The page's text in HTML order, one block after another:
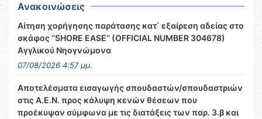
Ανακοινώσεις
Αίτηση χορήγησης παράτασης κατ΄ εξαίρεση αδείας στο
σκάφος ‘’SHORE EASE’’ (OFFICIAL NUMBER 304678)
Αγγλικού Νηογνώμονα
07/08/2026 4:57 μμ.
Αποτελέσματα εισαγωγής σπουδαστών/σπουδαστριών
στις Α.Ε.Ν. προς κάλυψη κενών θέσεων που
προέκυψαν σύμφωνα με τις διατάξεις των παρ. 3.β και